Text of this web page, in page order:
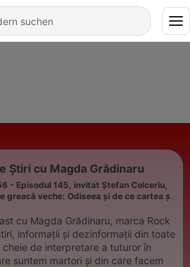
Știri cu Magda Grădinaru
- Episodul 145, invitat Ștefan Colceriu,
greacă veche: Odiseea și de ce cartea și
cu Magda Grădinaru, marca Rock
informații și dezinformații din toate
de interpretare a tuturor în
suntem martori și din care facem